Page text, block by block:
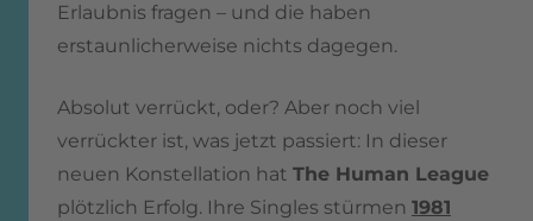
Erlaubnis fragen – und die haben
erstaunlicherweise nichts dagegen.
Absolut verrückt, oder? Aber noch viel
verrückter ist, was jetzt passiert: In dieser
neuen Konstellation hat The Human League
plötzlich Erfolg. Ihre Singles stürmen 1981